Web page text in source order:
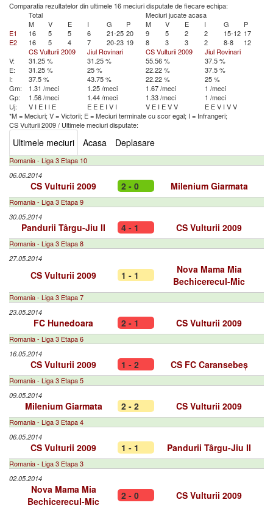
Comparatia rezultatelor din ultimele 16 meciuri disputate de fiecare echipa:
Total
Meciuri jucate acasa
M
V E I G P M V E I G
P
E1
16 5 5 6 21-25 20 9 5 2 2 15-12 17
E2
16 5 4 7 20-23 19 8 3 3 2 8-8
12
CS Vulturii 2009
Jiul Rovinari CS Vulturii 2009
Jiul Rovinari
V:
31.25 % 31.25 % 55.56 %
37.5 %
E:
31.25 % 25 % 22.22 %
37.5 %
I:
37.5 % 43.75 % 22.22 %
25 %
Gm:
1.31 /meci 1.25 /meci 1.67 /meci
1 /meci
Gp:
1.56 /meci 1.44 /meci 1.33 /meci
1 /meci
Uj:
V I E I I E E E E I V I V E I EVV E EV I VV
*M = Meciuri; V = Victorii; E = Meciuri terminate cu scor egal; I = Infrangeri;
CS Vulturii 2009/ Ultimele meciuri disputate:
Ultimele meciuri Acasa Deplasare
Romania - Liga 3 Etapa 10
06.06.2014
CS Vulturii 2009 2 - 0 Milenium Giarmata
Romania - Liga 3 Etapa 9
30.05.2014
Pandurii Târgu-Jiu II 4 - 1 CS Vulturii 2009
Romania - Liga 3 Etapa 8
27.05.2014
CS Vulturii 2009 1 - 1
Nova Mama Mia
Bechicerecul-Mic
Romania - Liga 3 Etapa 7
23.05.2014
FC Hunedoara 2 - 1 CS Vulturii 2009
Romania - Liga 3 Etapa 6
16.05.2014
CS Vulturii 2009 1 - 2 CS FC Caransebeș
Romania - Liga 3 Etapa 5
09.05.2014
Milenium Giarmata 2 - 2 CS Vulturii 2009
Romania - Liga 3 Etapa 4
06.05.2014
CS Vulturii 2009 1 - 1 Pandurii Târgu-Jiu II
Romania - Liga 3 Etapa 3
02.05.2014
Nova Mama Mia
Bechicerecul-Mic
2 - 0 CS Vulturii 2009